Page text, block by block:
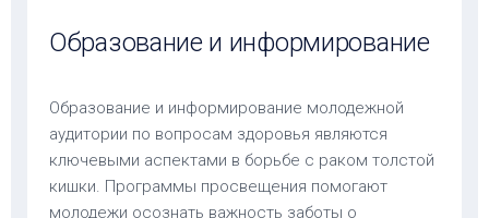
Образование и информирование
Образование и информирование молодежной
аудитории по вопросам здоровья являются
ключевыми аспектами в борьбе с раком толстой
кишки. Программы просвещения помогают
молодежи осознать важность заботы о